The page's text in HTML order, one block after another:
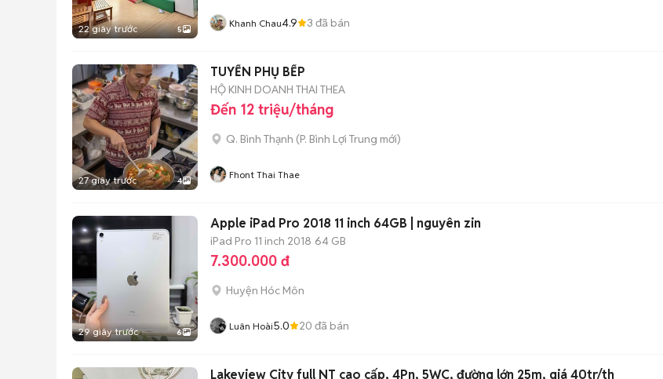
22 giây trước 5 Khanh Chau4.9 3 đã bán
27 giây trước 4
TUYỂN PHỤ BẾP
HỘ KINH DOANH THAI THEA
Đến 12 triệu/tháng
Q. Bình Thạnh (P. Bình Lợi Trung mới)
Fhont Thai Thae
29 giây trước 6
Apple iPad Pro 2018 11 inch 64GB | nguyên zin
iPad Pro 11 inch 2018 64 GB
7.300.000 đ
Huyện Hóc Môn
Luân Hoài5.0 20 đã bán
Lakeview City full NT cao cấp, 4Pn, 5WC, đường lớn 25m, giá 40tr/th